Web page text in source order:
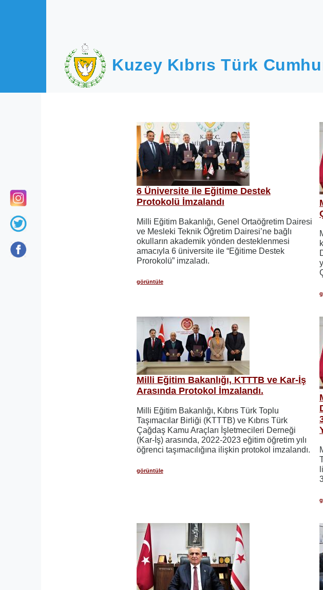
Kuzey Kıbrıs Türk
6 Üniversite ile Eğitime Destek
Protokolü İmzalandı
Milli Eğitim Bakanlığı, Genel Ortaöğretim Dairesi
ve Mesleki Teknik Öğretim Dairesi’ne bağlı
okulların akademik yönden desteklenmesi
amacıyla 6 üniversite ile “Eğitime Destek
Prorokolü” imzaladı.
görüntüle
Milli Eğitim Bakanlığı, KTTTB ve Kar-İş
Arasında Protokol İmzalandı.
Milli Eğitim Bakanlığı, Kıbrıs Türk Toplu
Taşımacılar Birliği (KTTTB) ve Kıbrıs Türk
Çağdaş Kamu Araçları İşletmecileri Derneği
(Kar-İş) arasında, 2022-2023 eğitim öğretim yılı
öğrenci taşımacılığına ilişkin protokol imzalandı.
görüntüle